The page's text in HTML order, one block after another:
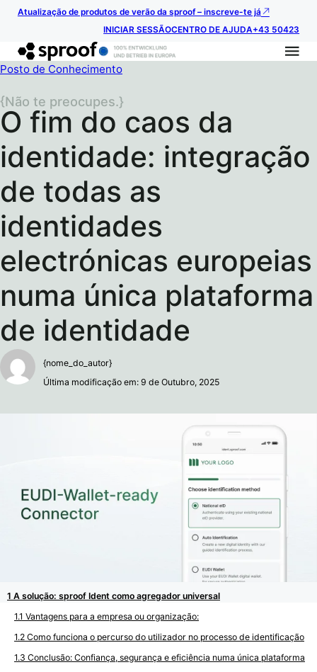
Atualização de produtos de verão da sproof – inscreve-te já
INICIAR SESSÃOCENTRO DE AJUDA+43 50423
Posto de Conhecimento
O fim do caos da
identidade: integração
de todas as
identidades
electrónicas europeias
numa única plataforma
de identidade
{Não te preocupes.}
{nome_do_autor}
Última modificação em: 9 de Outubro, 2025
A solução: sproof Ident como agregador universal
Vantagens para a empresa ou organização:
Como funciona o percurso do utilizador no processo de identificação
Conclusão: Confiança, segurança e eficiência numa única plataforma